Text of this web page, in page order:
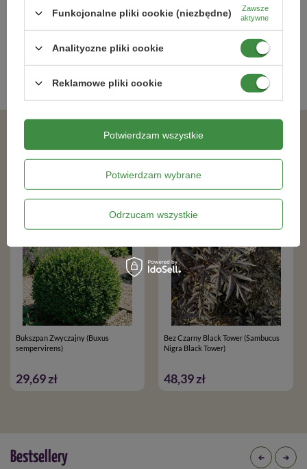
Kategorie powiązane
Sadzonki iglaków,
Podobne produkty
Bukszpan Zwyczajny (Buxus
sempervirens)
29,69 zł
Bez Czarny Black Tower (Sambucus
Nigra Black Tower)
48,39 zł
Bestsellery
Funkcjonalne pliki cookie (niezbędne)
Zawsze
aktywne
Analityczne pliki cookie
Reklamowe pliki cookie
Potwierdzam wybrane
Odrzucam wszystkie
Potwierdzam wszystkie